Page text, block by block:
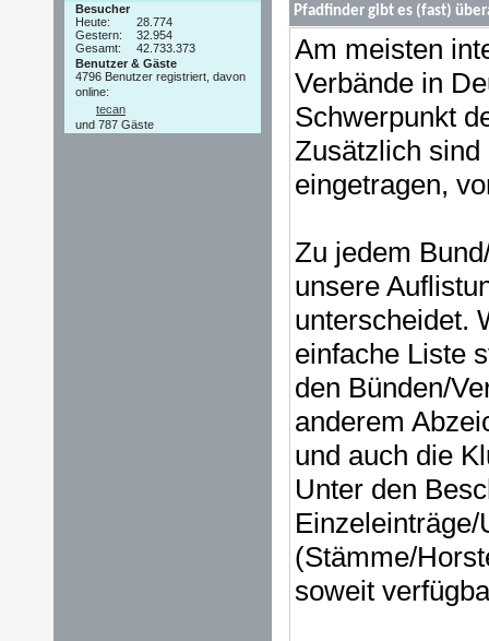
Besucher
Heute:
28.774
Gestern:
32.954
Gesamt:
42.733.373
Benutzer & Gäste
4796 Benutzer registriert, davon
online:
tecan
und 787 Gäste
Pfadfinder gibt es (fast)
Am meisten
Verbände in
Schwerpunkt
Zusätzlich sind
eingetragen,
Zu jedem
unsere
unterscheidet.
einfache Liste
den Bünden/
anderem
und auch die
Unter den
(Stämme/
soweit